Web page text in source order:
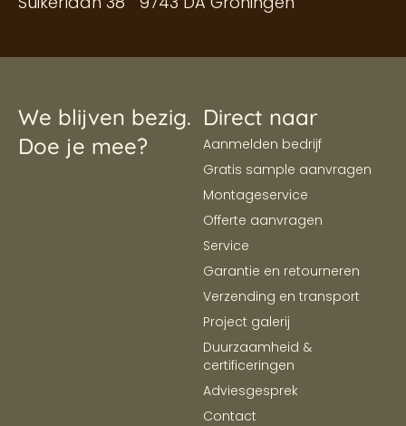
We blijven bezig.
Doe je mee?
Direct naar
Aanmelden bedrijf
Gratis sample aanvragen
Montageservice
Offerte aanvragen
Service
Garantie en retourneren
Verzending en transport
Project galerij
Duurzaamheid &
certificeringen
Adviesgesprek
Contact